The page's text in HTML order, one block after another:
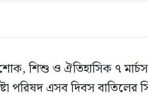
শিশু ও ঐতিহাসিক ৭
পরিষদ এসব দিবস বাতিলের